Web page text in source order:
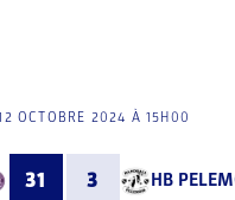
OCTOBRE 2024 À 15H00
31 3 HB